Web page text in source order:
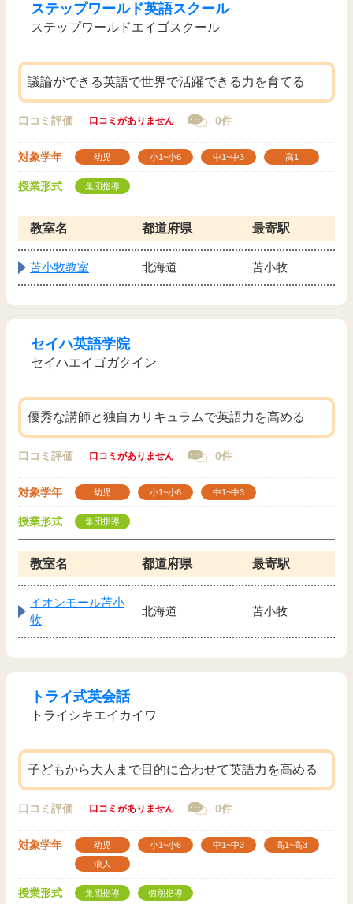
ステップワールド英語スクール
ステップワールドエイゴスクール
議論ができる英語で世界で活躍できる力を育てる
口コミ評価 口コミがありません 0件
対象学年 幼児 小1~小6 中1~中3 高1
授業形式 集団指導
教室名 都道府県 最寄駅
苫小牧教室 北海道 苫小牧
セイハ英語学院
セイハエイゴガクイン
優秀な講師と独自カリキュラムで英語力を高める
口コミ評価 口コミがありません 0件
対象学年 幼児 小1~小6 中1~中3
授業形式 集団指導
教室名 都道府県 最寄駅
イオンモール苫小
牧
北海道 苫小牧
トライ式英会話
トライシキエイカイワ
子どもから大人まで目的に合わせて英語力を高める
口コミ評価 口コミがありません 0件
対象学年 幼児 小1~小6 中1~中3
高1~高3
浪人
授業形式 集団指導 個別指導